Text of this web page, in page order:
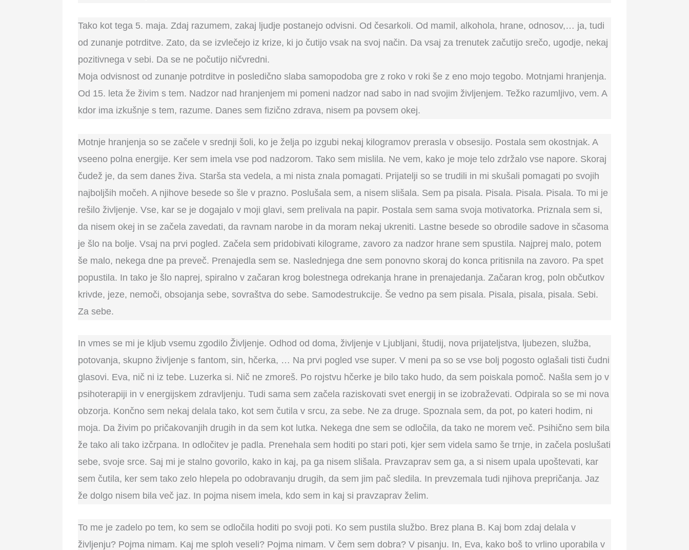
Tako kot tega 5. maja. Zdaj razumem, zakaj ljudje postanejo odvisni. Od česarkoli. Od mamil, alkohola, hrane, odnosov,… ja, tudi
od zunanje potrditve. Zato, da se izvlečejo iz krize, ki jo čutijo vsak na svoj način. Da vsaj za trenutek začutijo srečo, ugodje, nekaj
pozitivnega v sebi. Da se ne počutijo ničvredni.
Moja odvisnost od zunanje potrditve in posledično slaba samopodoba gre z roko v roki še z eno mojo tegobo. Motnjami hranjenja.
Od 15. leta že živim s tem. Nadzor nad hranjenjem mi pomeni nadzor nad sabo in nad svojim življenjem. Težko razumljivo, vem. A
kdor ima izkušnje s tem, razume. Danes sem fizično zdrava, nisem pa povsem okej.
Motnje hranjenja so se začele v srednji šoli, ko je želja po izgubi nekaj kilogramov prerasla v obsesijo. Postala sem okostnjak. A
vseeno polna energije. Ker sem imela vse pod nadzorom. Tako sem mislila. Ne vem, kako je moje telo zdržalo vse napore. Skoraj
čudež je, da sem danes živa. Starša sta vedela, a mi nista znala pomagati. Prijatelji so se trudili in mi skušali pomagati po svojih
najboljših močeh. A njihove besede so šle v prazno. Poslušala sem, a nisem slišala. Sem pa pisala. Pisala. Pisala. Pisala. To mi je
rešilo življenje. Vse, kar se je dogajalo v moji glavi, sem prelivala na papir. Postala sem sama svoja motivatorka. Priznala sem si,
da nisem okej in se začela zavedati, da ravnam narobe in da moram nekaj ukreniti. Lastne besede so obrodile sadove in sčasoma
je šlo na bolje. Vsaj na prvi pogled. Začela sem pridobivati kilograme, zavoro za nadzor hrane sem spustila. Najprej malo, potem
še malo, nekega dne pa preveč. Prenajedla sem se. Naslednjega dne sem ponovno skoraj do konca pritisnila na zavoro. Pa spet
popustila. In tako je šlo naprej, spiralno v začaran krog bolestnega odrekanja hrane in prenajedanja. Začaran krog, poln občutkov
krivde, jeze, nemoči, obsojanja sebe, sovraštva do sebe. Samodestrukcije. Še vedno pa sem pisala. Pisala, pisala, pisala. Sebi.
Za sebe.
In vmes se mi je kljub vsemu zgodilo Življenje. Odhod od doma, življenje v Ljubljani, študij, nova prijateljstva, ljubezen, služba,
potovanja, skupno življenje s fantom, sin, hčerka, … Na prvi pogled vse super. V meni pa so se vse bolj pogosto oglašali tisti čudni
glasovi. Eva, nič ni iz tebe. Luzerka si. Nič ne zmoreš. Po rojstvu hčerke je bilo tako hudo, da sem poiskala pomoč. Našla sem jo v
psihoterapiji in v energijskem zdravljenju. Tudi sama sem začela raziskovati svet energij in se izobraževati. Odpirala so se mi nova
obzorja. Končno sem nekaj delala tako, kot sem čutila v srcu, za sebe. Ne za druge. Spoznala sem, da pot, po kateri hodim, ni
moja. Da živim po pričakovanjih drugih in da sem kot lutka. Nekega dne sem se odločila, da tako ne morem več. Psihično sem bila
že tako ali tako izčrpana. In odločitev je padla. Prenehala sem hoditi po stari poti, kjer sem videla samo še trnje, in začela poslušati
sebe, svoje srce. Saj mi je stalno govorilo, kako in kaj, pa ga nisem slišala. Pravzaprav sem ga, a si nisem upala upoštevati, kar
sem čutila, ker sem tako zelo hlepela po odobravanju drugih, da sem jim pač sledila. In prevzemala tudi njihova prepričanja. Jaz
že dolgo nisem bila več jaz. In pojma nisem imela, kdo sem in kaj si pravzaprav želim.
To me je zadelo po tem, ko sem se odločila hoditi po svoji poti. Ko sem pustila službo. Brez plana B. Kaj bom zdaj delala v
življenju? Pojma nimam. Kaj me sploh veseli? Pojma nimam. V čem sem dobra? V pisanju. In, Eva, kako boš to vrlino uporabila v